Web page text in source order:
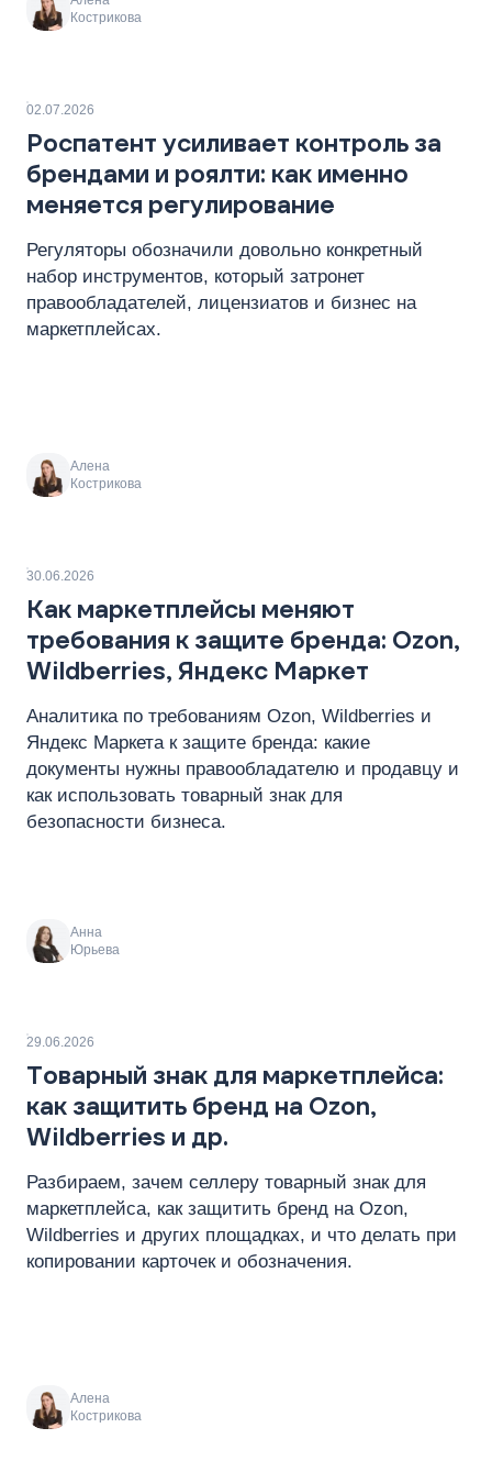
Кострикова
02.07.2026
Роспатент усиливает контроль за
брендами и роялти: как именно
меняется регулирование
Регуляторы обозначили довольно конкретный
набор инструментов, который затронет
правообладателей, лицензиатов и бизнес на
маркетплейсах.
Алена
Кострикова
30.06.2026
Как маркетплейсы меняют
требования к защите бренда: Ozon,
Wildberries, Яндекс Маркет
Аналитика по требованиям Ozon, Wildberries и
Яндекс Маркета к защите бренда: какие
документы нужны правообладателю и продавцу и
как использовать товарный знак для
безопасности бизнеса.
Анна
Юрьева
29.06.2026
Товарный знак для маркетплейса:
как защитить бренд на Ozon,
Wildberries и др.
Разбираем, зачем селлеру товарный знак для
маркетплейса, как защитить бренд на Ozon,
Wildberries и других площадках, и что делать при
копировании карточек и обозначения.
Алена
Кострикова